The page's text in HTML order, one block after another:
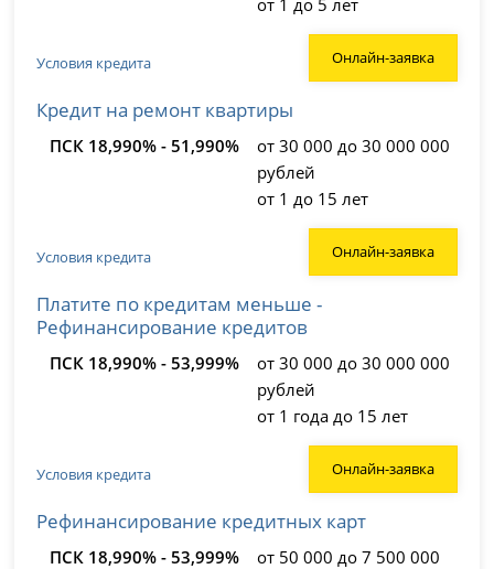
Условия кредита Онлайн-заявка
Кредит на ремонт квартиры
ПСК 18,990% - 51,990%
от 30 000 до 30 000 000
рублей
от 1 до 15 лет
Условия кредита Онлайн-заявка
Платите по кредитам меньше -
Рефинансирование кредитов
ПСК 18,990% - 53,999%
от 30 000 до 30 000 000
рублей
от 1 года до 15 лет
Условия кредита Онлайн-заявка
Рефинансирование кредитных карт
ПСК 18,990% - 53,999%
от 50 000 до 7 500 000